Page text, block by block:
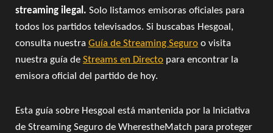
streaming ilegal. Solo listamos emisoras oficiales para
todos los partidos televisados. Si buscabas Hesgoal,
consulta nuestra Guía de Streaming Seguro o visita
nuestra guía de Streams en Directo para encontrar la
emisora oficial del partido de hoy.
Esta guía sobre Hesgoal está mantenida por la Iniciativa
de Streaming Seguro de WherestheMatch para proteger